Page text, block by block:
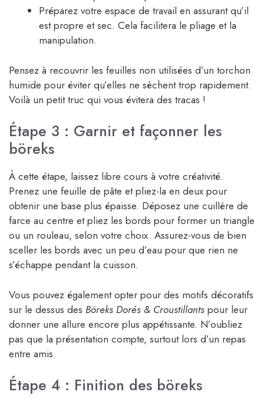
Préparez votre espace de travail en assurant qu’il
est propre et sec. Cela facilitera le pliage et la
manipulation.
Pensez à recouvrir les feuilles non utilisées d’un torchon
humide pour éviter qu’elles ne sèchent trop rapidement.
Voilà un petit truc qui vous évitera des tracas !
Étape 3 : Garnir et façonner les
böreks
À cette étape, laissez libre cours à votre créativité.
Prenez une feuille de pâte et pliez-la en deux pour
obtenir une base plus épaisse. Déposez une cuillère de
farce au centre et pliez les bords pour former un triangle
ou un rouleau, selon votre choix. Assurez-vous de bien
sceller les bords avec un peu d’eau pour que rien ne
s’échappe pendant la cuisson.
Vous pouvez également opter pour des motifs décoratifs
sur le dessus des Böreks Dorés & Croustillants pour leur
donner une allure encore plus appétissante. N’oubliez
pas que la présentation compte, surtout lors d’un repas
entre amis.
Étape 4 : Finition des böreks